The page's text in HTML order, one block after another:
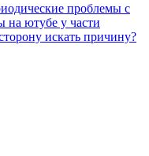
проблемы с
на ютубе у части
искать причину?